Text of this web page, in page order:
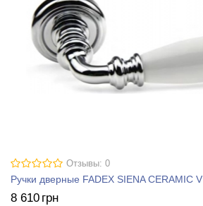
Отзывы: 0
Ручки дверные FADEX SIENA CERAMIC V
8 610 грн